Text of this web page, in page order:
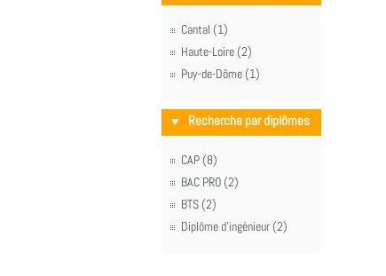
Cantal (1)
Haute-Loire (2)
Puy-de-Dôme (1)
Recherche par diplômes
CAP (8)
BAC PRO (2)
BTS (2)
Diplôme d'ingénieur (2)